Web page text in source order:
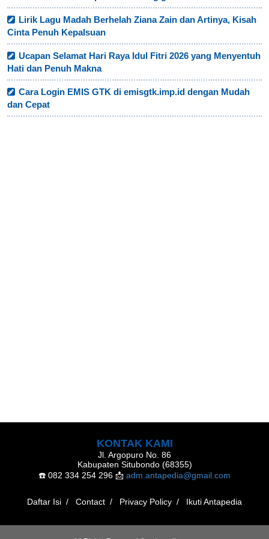
Lirik Lagu Madah Berhelah Ziana Zain dan Artinya, Kisah
Cinta Penuh Kepalsuan
Ucapan Selamat Hari Raya Idul Fitri 2026 yang Menyentuh
Hati dan Penuh Makna
Cara Login EMIS GTK di emisgtk.imp.id dengan Mudah
dan Cepat
KONTAK KAMI
Jl. Argopuro No. 86
Kabupaten Situbondo (68355)
☎️ 082 334 254 296 📩 adm.antapedia@gmail.com
Daftar Isi Contact Privacy Policy Ikuti Antapedia